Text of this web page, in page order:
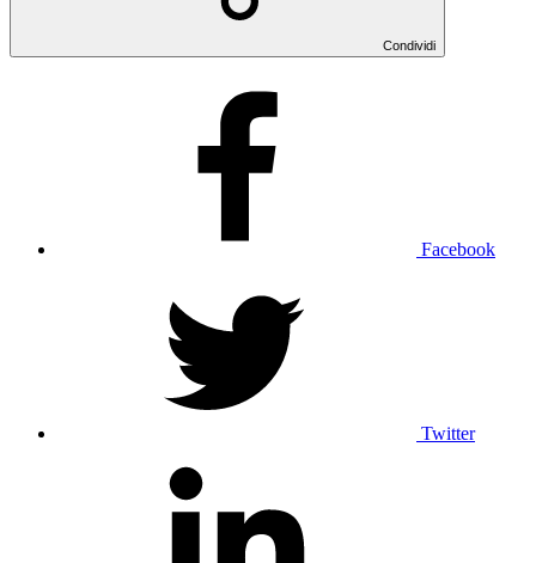
Condividi
Facebook
Twitter